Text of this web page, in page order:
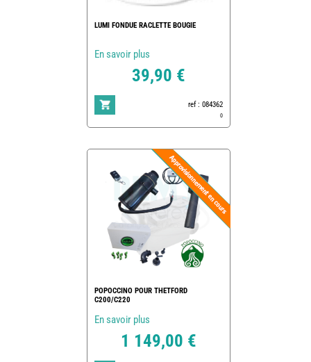
LUMI FONDUE RACLETTE BOUGIE
En savoir plus
39,90 €
ref : 084362
0
POPOCCINO POUR THETFORD
C200/C220
En savoir plus
1 149,00 €